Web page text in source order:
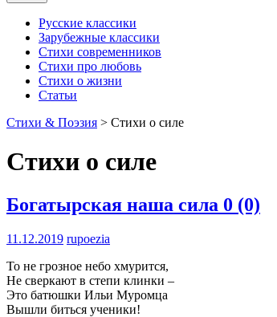
Русские классики
Зарубежные классики
Стихи современников
Стихи про любовь
Стихи о жизни
Статьи
Стихи & Поэзия > Стихи о силе
Стихи о силе
Богатырская наша сила 0 (0)
11.12.2019 rupoezia
То не грозное небо хмурится,
Не сверкают в степи клинки –
Это батюшки Ильи Муромца
Вышли биться ученики!